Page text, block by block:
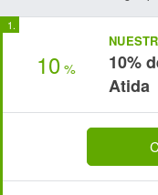
10 %
10%
Atida